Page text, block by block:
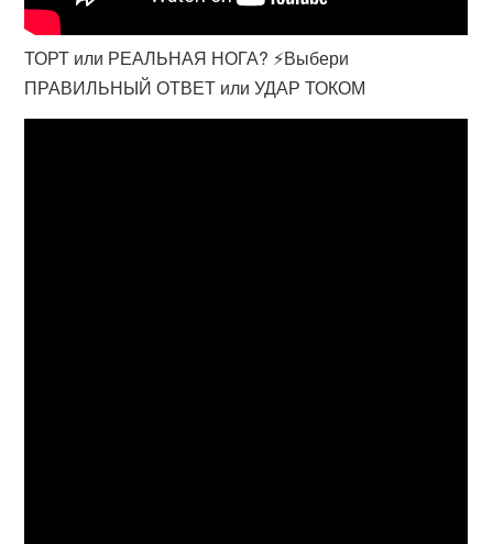
ТОРТ или РЕАЛЬНАЯ НОГА? ⚡️Выбери
ПРАВИЛЬНЫЙ ОТВЕТ или УДАР ТОКОМ